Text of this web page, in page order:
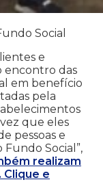
Social
e
encontro das
em benefício
pela
que eles
pessoas e
Fundo Social”,
realizam
Clique e